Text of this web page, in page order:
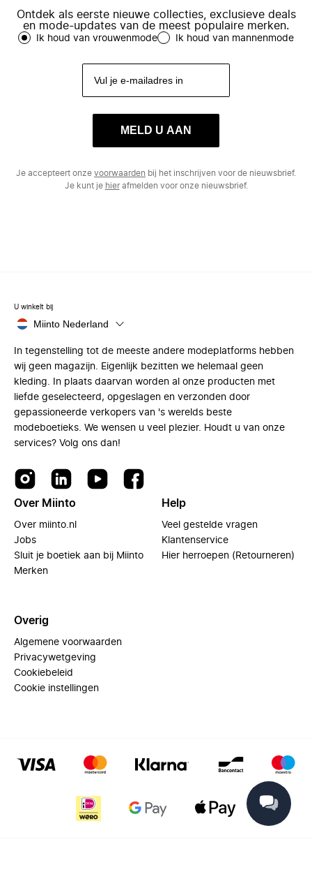
Ontdek als eerste nieuwe collecties, exclusieve deals
en mode-updates van de meest populaire merken.
Ik houd van vrouwenmode Ik houd van mannenmode
MELD U AAN
Je accepteert onze voorwaarden bij het inschrijven voor de nieuwsbrief.
Je kunt je hierafmelden voor onze nieuwsbrief.
U winkelt bij
Miinto Nederland
In tegenstelling tot de meeste andere modeplatforms hebben
wij geen magazijn. Eigenlijk bezitten we helemaal geen
kleding. In plaats daarvan worden al onze producten met
liefde geselecteerd, opgeslagen en verzonden door
gepassioneerde verkopers van 's werelds beste
modeboetieks. We wensen u veel plezier. Houdt u van onze
services? Volg ons dan!
Over Miinto
Over miinto.nl
Jobs
Sluit je boetiek aan bij Miinto
Merken
Help
Veel gestelde vragen
Klantenservice
Hier herroepen (Retourneren)
Overig
Algemene voorwaarden
Privacywetgeving
Cookiebeleid
Cookie instellingen